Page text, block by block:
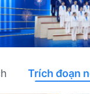
Trích đoạn